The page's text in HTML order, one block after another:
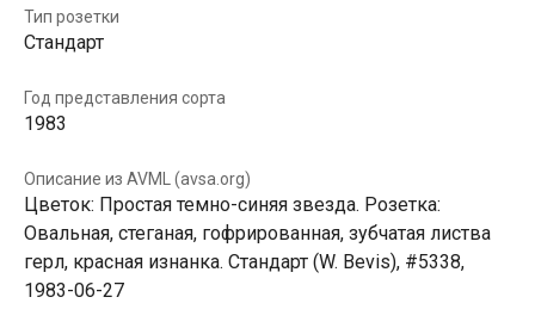
Тип розетки
Стандарт
Год представления сорта
1983
Описание из AVML (avsa.org)
Цветок: Простая темно-синяя звезда. Розетка:
Овальная, стеганая, гофрированная, зубчатая листва
герл, красная изнанка. Стандарт (W. Bevis), #5338,
1983-06-27